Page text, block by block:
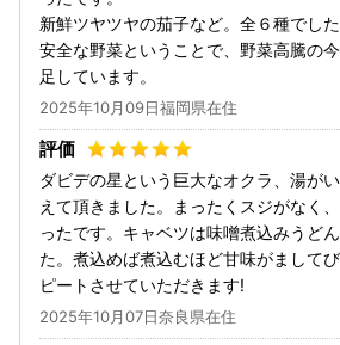
新鮮ツヤツヤの茄子など。全６種でした
安全な野菜ということで、野菜高騰の
足しています。
2025年10月09日福岡県在住
ダビデの星という巨大なオクラ、湯が
えて頂きました。まったくスジがなく
ったです。キャベツは味噌煮込みうど
た。煮込めば煮込むほど甘味がまして
ピートさせていただきます!
2025年10月07日奈良県在住